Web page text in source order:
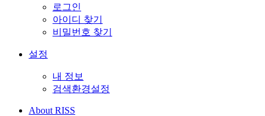
로그인
아이디 찾기
비밀번호 찾기
설정
내 정보
검색환경설정
About RISS